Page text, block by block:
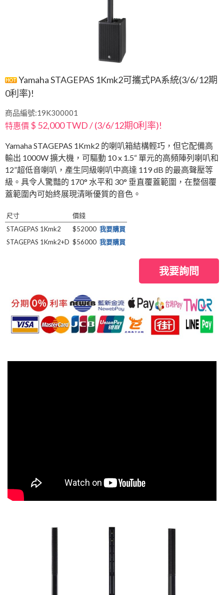
Yamaha STAGEPAS 1Kmk2可攜式PA系統(3/6/12期
0利率)!
商品編號:19K300001
特惠價 $ 52,000 TWD / (3/6/12期0利率)!
Yamaha STAGEPAS 1Kmk2 的喇叭箱結構輕巧，但它配備高
輸出 1000W 擴大機，可驅動 10 x 1.5“ 單元的高頻陣列喇叭和
12”超低音喇叭，產生同級喇叭中高達 119 dB 的最高聲壓等
級。具令人驚豔的 170° 水平和 30° 垂直覆蓋範圍，在整個覆
蓋範圍內可始終展現清晰優質的音色。
尺寸
價錢
STAGEPAS 1Kmk2
$52000 我要購買
STAGEPAS 1Kmk2+D $56000 我要購買
我要詢問